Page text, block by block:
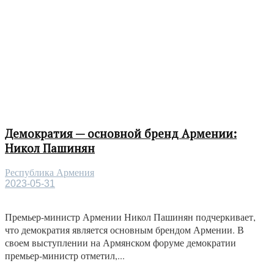
Демократия — основной бренд Армении:
Никол Пашинян
Республика Армения
2023-05-31
Премьер-министр Армении Никол Пашинян подчеркивает,
что демократия является основным брендом Армении. В
своем выступлении на Армянском форуме демократии
премьер-министр отметил,...